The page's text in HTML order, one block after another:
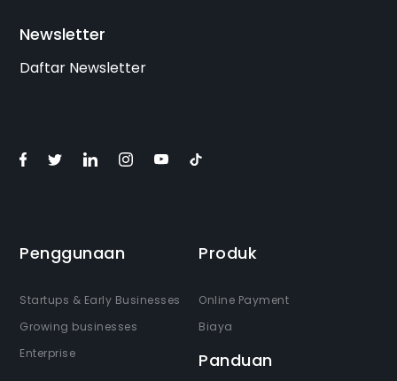
Newsletter
Daftar Newsletter
Penggunaan
Startups & Early Businesses
Growing businesses
Enterprise
Produk
Online Payment
Biaya
Panduan